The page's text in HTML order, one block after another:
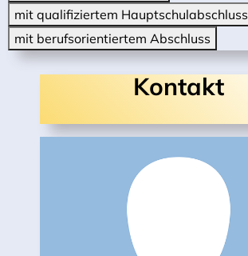
mit qualifiziertem Hauptschulabschluss
mit berufsorientiertem Abschluss
Kontakt